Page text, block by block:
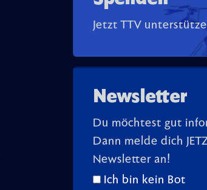
Jetzt TTV
Newsletter
Du möchtest gut
Dann melde dich
Newsletter an!
Ich bin kein Bot